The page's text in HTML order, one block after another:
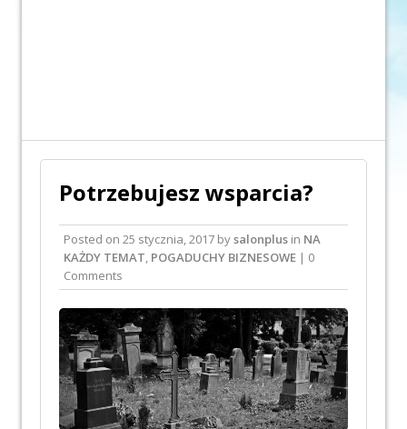
Potrzebujesz wsparcia?
Posted on 25 stycznia, 2017 bysalonplus in NA
KAŻDY TEMAT, POGADUCHY BIZNESOWE | 0
Comments